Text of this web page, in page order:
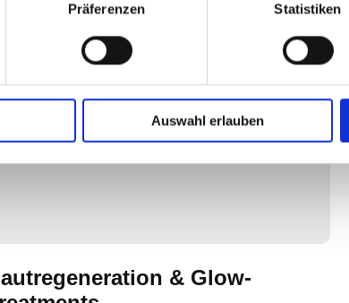
Präferenzen Statistiken
Auswahl erlauben
& Glow-